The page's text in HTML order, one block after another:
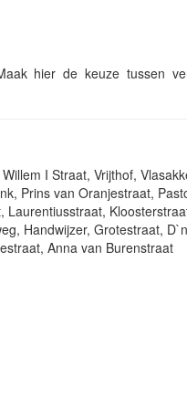
hier de keuze tussen
I Straat, Vrijthof,
Prins van Oranjestraat,
Laurentiusstraat,
Handwijzer, Grotestraat,
Anna van Burenstraat